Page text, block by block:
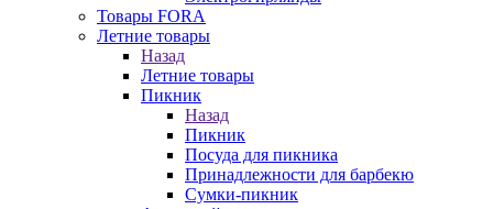
Товары FORA
Летние товары
Назад
Летние товары
Пикник
Назад
Пикник
Посуда для пикника
Принадлежности для барбекю
Сумки-пикник